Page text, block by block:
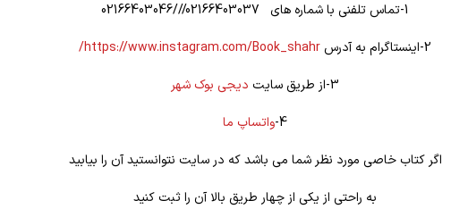
1-تماس تلفنی با شماره های 02166403037///02166403046
2-اینستاگرام به آدرس
https://www.instagram.com/Book_shahr/
3-از طریق سایت
دیجی بوک شهر
4- واتساپ ما
اگر کتاب خاصی مورد نظر شما می باشد که در سایت نتوانستید آن را بیابید
به راحتی از یکی از چهار طریق بالا آن را ثبت کنید